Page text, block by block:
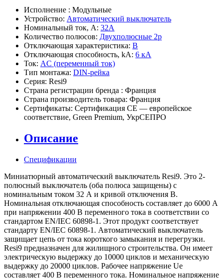
Исполнение : Модульные
Устройство: Автоматический выключатель
Номинальный ток, А: 32А
Количество полюсов: Двухполюсные 2p
Отключающая характеристика: B
Отключающая способность, kA: 6 кА
Ток: AC (переменный ток)
Тип монтажа: DIN-рейка
Серия: Resi9
Страна регистрации бренда : Франция
Страна производитель товара: Франция
Сертификаты: Сертификация CE — европейское
соответствие, Green Premium, УкрСЕПРО
Описание
Спецификации
Миниатюрный автоматический выключатель Resi9. Это 2-
полюсный выключатель (оба полюса защищены) с
номинальным током 32 А и кривой отключения В.
Номинальная отключающая способность составляет до 6000 А
при напряжении 400 В переменного тока в соответствии со
стандартом EN/IEC 60898-1. Этот продукт соответствует
стандарту EN/IEC 60898-1. Автоматический выключатель
защищает цепь от тока короткого замыкания и перегрузки.
Resi9 предназначен для жилищного строительства. Он имеет
электрическую выдержку до 10000 циклов и механическую
выдержку до 20000 циклов. Рабочее напряжение Ue
составляет 400 В переменного тока. Номинальное напряжение